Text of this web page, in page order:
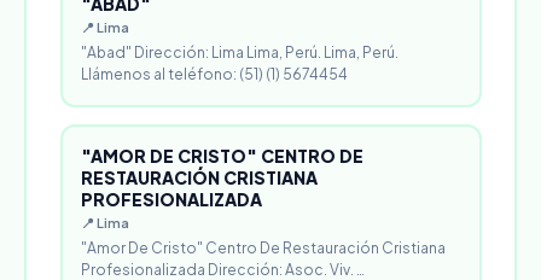
📍 Lima
"Abad" Dirección: Lima Lima, Perú. Lima, Perú.
Llámenos al teléfono: (51) (1) 5674454
"AMOR DE CRISTO" CENTRO DE
RESTAURACIÓN CRISTIANA
PROFESIONALIZADA
📍 Lima
"Amor De Cristo" Centro De Restauración Cristiana
Profesionalizada Dirección: Asoc. Viv. …